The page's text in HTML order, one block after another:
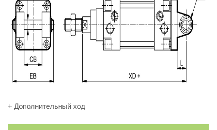
+ Дополнительный ход